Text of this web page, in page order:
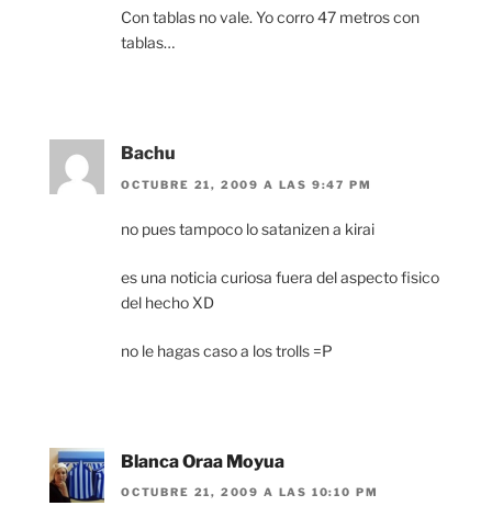
Con tablas no vale. Yo corro 47 metros con
tablas…
Bachu
OCTUBRE 21, 2009 A LAS 9:47 PM
no pues tampoco lo satanizen a kirai
es una noticia curiosa fuera del aspecto fisico
del hecho XD
no le hagas caso a los trolls =P
Blanca Oraa Moyua
OCTUBRE 21, 2009 A LAS 10:10 PM